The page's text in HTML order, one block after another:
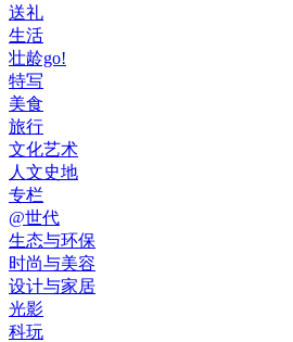
送礼
生活
壮龄go!
特写
美食
旅行
文化艺术
人文史地
专栏
@世代
生态与环保
时尚与美容
设计与家居
光影
科玩